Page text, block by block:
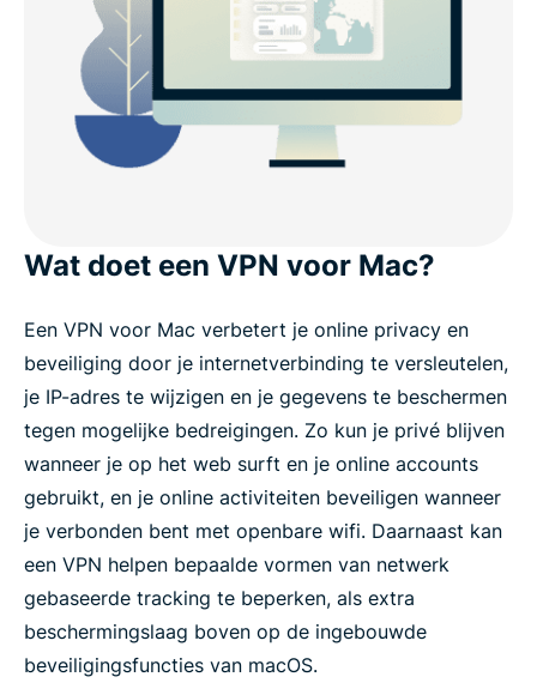
Wat doet een VPN voor Mac?
Een VPN voor Mac verbetert je online privacy en
beveiliging door je internetverbinding te versleutelen,
je IP-adres te wijzigen en je gegevens te beschermen
tegen mogelijke bedreigingen. Zo kun je privé blijven
wanneer je op het web surft en je online accounts
gebruikt, en je online activiteiten beveiligen wanneer
je verbonden bent met openbare wifi. Daarnaast kan
een VPN helpen bepaalde vormen van netwerk
gebaseerde tracking te beperken, als extra
beschermingslaag boven op de ingebouwde
beveiligingsfuncties van macOS.